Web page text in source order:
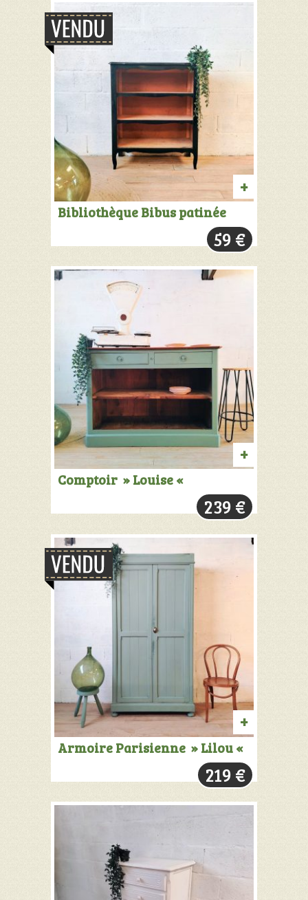
+
Bibliothèque Bibus patinée
59 €
PANIER
Comptoir » Louise «
239 €
+
Armoire Parisienne » Lilou «
219 €